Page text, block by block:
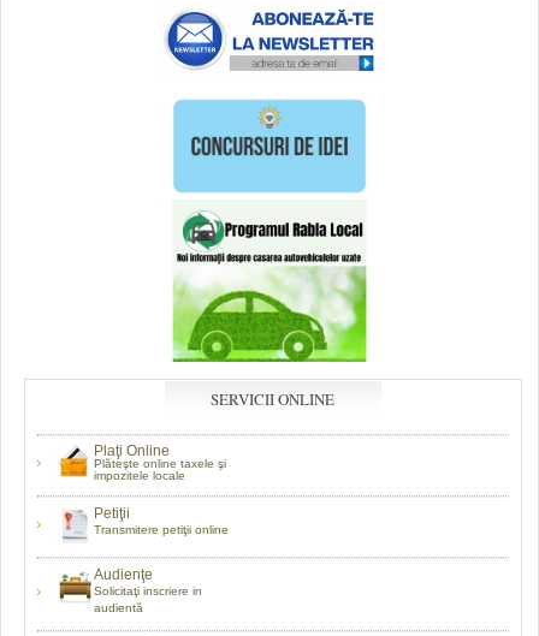
SERVICII ONLINE
Plaţi Online
Plăteşte online taxele şi
impozitele locale
Petiţii
Transmitere petiţii online
Audienţe
Solicitaţi inscriere in
audientă